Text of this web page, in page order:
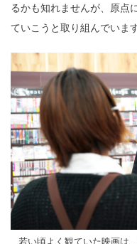
るかも知れませんが、原点
ていこうと取り組んでいます
若い頃よく観ていた映画は